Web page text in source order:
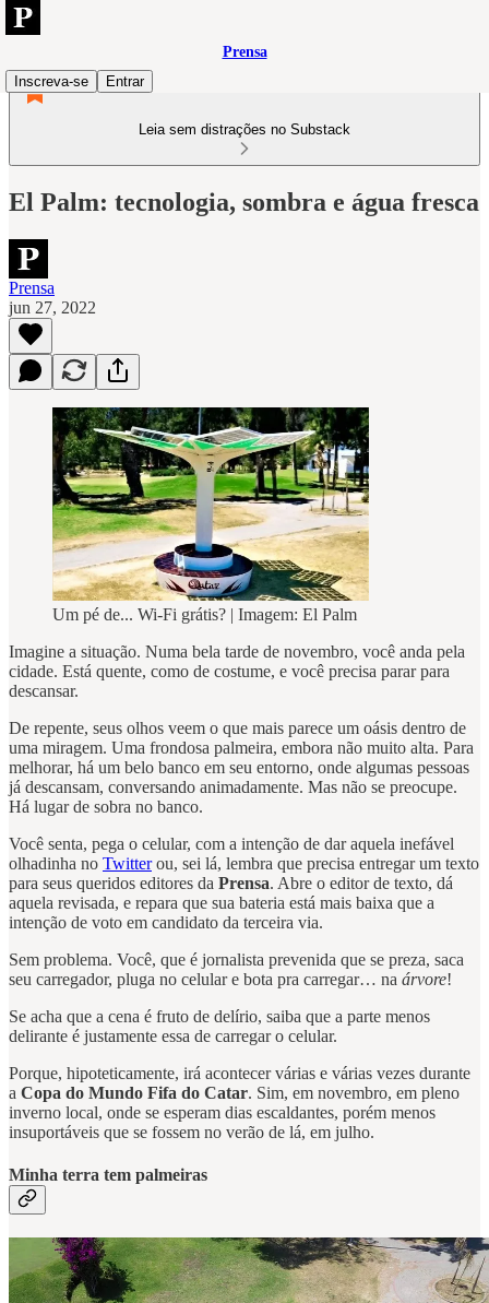
Prensa
Inscreva-se
Entrar
Leia sem distrações no Substack
El Palm: tecnologia, sombra e água fresca
Prensa
jun 27, 2022
Um pé de... Wi-Fi grátis? | Imagem: El Palm
Imagine a situação. Numa bela tarde de novembro, você anda pela
cidade. Está quente, como de costume, e você precisa parar para
descansar.
De repente, seus olhos veem o que mais parece um oásis dentro de
uma miragem. Uma frondosa palmeira, embora não muito alta. Para
melhorar, há um belo banco em seu entorno, onde algumas pessoas
já descansam, conversando animadamente. Mas não se preocupe.
Há lugar de sobra no banco.
Você senta, pega o celular, com a intenção de dar aquela inefável
olhadinha no Twitterou, sei lá, lembra que precisa entregar um texto
para seus queridos editores da Prensa. Abre o editor de texto, dá
aquela revisada, e repara que sua bateria está mais baixa que a
intenção de voto em candidato da terceira via.
Sem problema. Você, que é jornalista prevenida que se preza, saca
seu carregador, pluga no celular e bota pra carregar… na árvore!
Se acha que a cena é fruto de delírio, saiba que a parte menos
delirante é justamente essa de carregar o celular.
Porque, hipoteticamente, irá acontecer várias e várias vezes durante
a Copa do Mundo Fifa do Catar. Sim, em novembro, em pleno
inverno local, onde se esperam dias escaldantes, porém menos
insuportáveis que se fossem no verão de lá, em julho.
Minha terra tem palmeiras